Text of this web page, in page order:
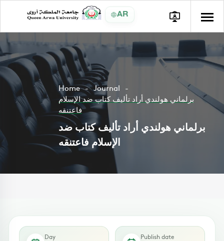
AR
Home
Journal
برلماني هولندي أراد تأليف كتاب ضد الإسلام
فاعتنقه
برلماني هولندي أراد تأليف كتاب ضد
الإسلام فاعتنقه
Day Publish date